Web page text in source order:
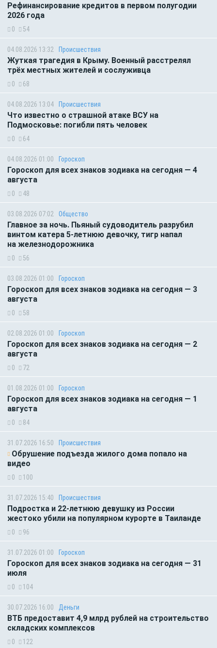
Рефинансирование кредитов в первом полугодии
2026 года
0 54
04.08.2026 13:32 Происшествия
Жуткая трагедия в Крыму. Военный расстрелял
трёх местных жителей и сослуживца
0 68
04.08.2026 13:04 Происшествия
Что известно о страшной атаке ВСУ на
Подмосковье: погибли пять человек
0 64
04.08.2026 01:00 Гороскоп
Гороскоп для всех знаков зодиака на сегодня — 4
августа
0 48
03.08.2026 07:02 Общество
Главное за ночь. Пьяный судоводитель разрубил
винтом катера 5-летнюю девочку, тигр напал
на железнодорожника
0 56
03.08.2026 01:00 Гороскоп
Гороскоп для всех знаков зодиака на сегодня — 3
августа
0 58
02.08.2026 01:00 Гороскоп
Гороскоп для всех знаков зодиака на сегодня — 2
августа
0 72
01.08.2026 01:00 Гороскоп
Гороскоп для всех знаков зодиака на сегодня — 1
августа
0 84
31.07.2026 16:50 Происшествия
Обрушение подъезда жилого дома попало на
видео
0 100
31.07.2026 15:40 Происшествия
Подростка и 22-летнюю девушку из России
жестоко убили на популярном курорте в Таиланде
0 96
31.07.2026 01:00 Гороскоп
Гороскоп для всех знаков зодиака на сегодня — 31
июля
0 104
30.07.2026 16:00 Деньги
ВТБ предоставит 4,9 млрд рублей на строительство
складских комплексов
0 122